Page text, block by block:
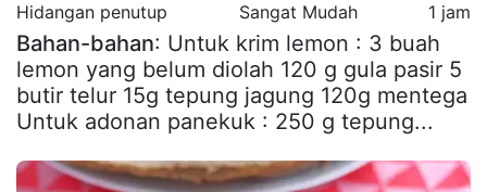
Hidangan penutup Sangat Mudah 1 jam
Bahan-bahan: Untuk krim lemon : 3 buah
lemon yang belum diolah 120 g gula pasir 5
butir telur 15g tepung jagung 120g mentega
Untuk adonan panekuk : 250 g tepung...